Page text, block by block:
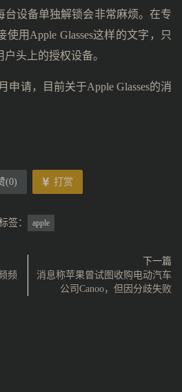
台设备单独解锁会非常麻烦。在专
用Apple Glasses这样的文字，只
头上的授权设备。
申请，目前关于Apple Glasses的消
(0) 打赏
签： apple
频
下一篇
消息称苹果曾试图收购电动汽车
公司Canoo，但因分歧失败